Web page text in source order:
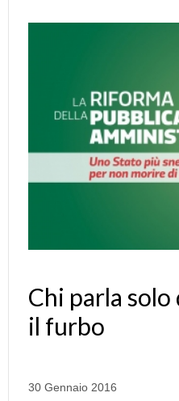
Chi parla
il furbo
30 Gennaio 2016